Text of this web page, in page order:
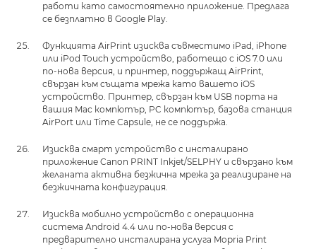
работи като самостоятелно приложение. Предлага
се безплатно в Google Play.
Функцията AirPrint изисква съвместимо iPad, iPhone
или iPod Touch устройство, работещо с iOS 7.0 или
по-нова версия, и принтер, поддържащ AirPrint,
свързан към същата мрежа като вашето iOS
устройство. Принтер, свързан към USB порта на
вашия Mac компютър, PC компютър, базова станция
AirPort или Time Capsule, не се поддържа.
Изисква смарт устройство с инсталирано
приложение Canon PRINT Inkjet/SELPHY и свързано към
желаната активна безжична мрежа за реализиране на
безжичната конфигурация.
Изисква мобилно устройство с операционна
система Android 4.4 или по-нова версия с
предварително инсталирана услуга Mopria Print